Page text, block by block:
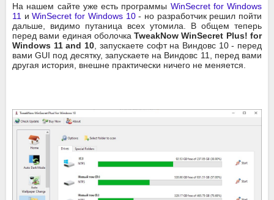
На нашем сайте уже есть программы WinSecret for Windows
11 иWinSecret for Windows 10- но разработчик решил пойти
дальше, видимо путаница всех утомила. В общем теперь
перед вами единая оболочкаTweakNow WinSecret Plus! for
Windows 11 and 10 , запускаете софт на Виндовс 10 - перед
вами GUI под десятку, запускаете на Виндовс 11, перед вами
другая история, внешне практически ничего не меняется.